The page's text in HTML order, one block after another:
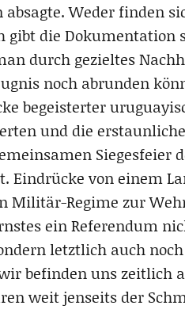
Weder finden
die Dokumentation
durch gezieltes
noch abrunden
begeisterter
und die
Siegesfeier
Eindrücke von einem
Militär-Regime zur
ein Referendum
letztlich auch
befinden uns zeitlich
weit jenseits der